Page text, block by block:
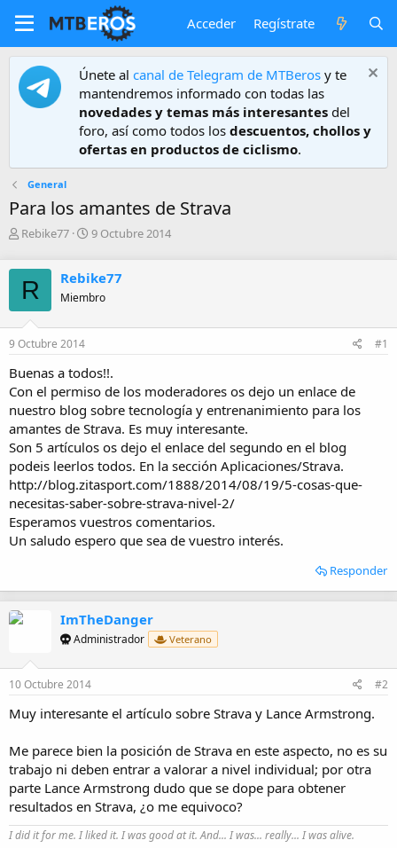
Acceder Regístrate
Únete al canal de Telegram de MTBeros y te
mantendremos informado con todas las
novedades y temas más interesantes del
foro, así como todos los descuentos, chollos y
ofertas en productos de ciclismo.
General
Para los amantes de Strava
A
o
r
Rebike77
F
h
a
e
i
c
i
o
9 Octubre 2014
R Rebike77
Miembro
9 Octubre 2014 #1
Buenas a todos!!.
Con el permiso de los moderadores os dejo un enlace de
nuestro blog sobre tecnología y entrenanimiento para los
amantes de Strava. Es muy interesante.
Son 5 artículos os dejo el enlace del segundo en el blog
podeis leerlos todos. En la sección Aplicaciones/Strava.
http://blog.zitasport.com/1888/2014/08/19/5-cosas-que-
necesitas-saber-sobre-strava-nivel-2/
Esperamos vuestros comentarios.
Un saludo espero que sea de vuestro interés.
Responder
ImTheDanger
Administrador Veterano
10 Octubre 2014 #2
Muy interesante el artículo sobre Strava y Lance Armstrong.
Me parece bien la posición de Strava en este aspecto, no es su
trabajo ni deben entrar a valorar a nivel individual; por otra
parte Lance Armstrong dudo que se dope para obtener
resultados en Strava, ¿o me equivoco?
I did it for me. I liked it. I was good at it. And... I was... really... I was alive.